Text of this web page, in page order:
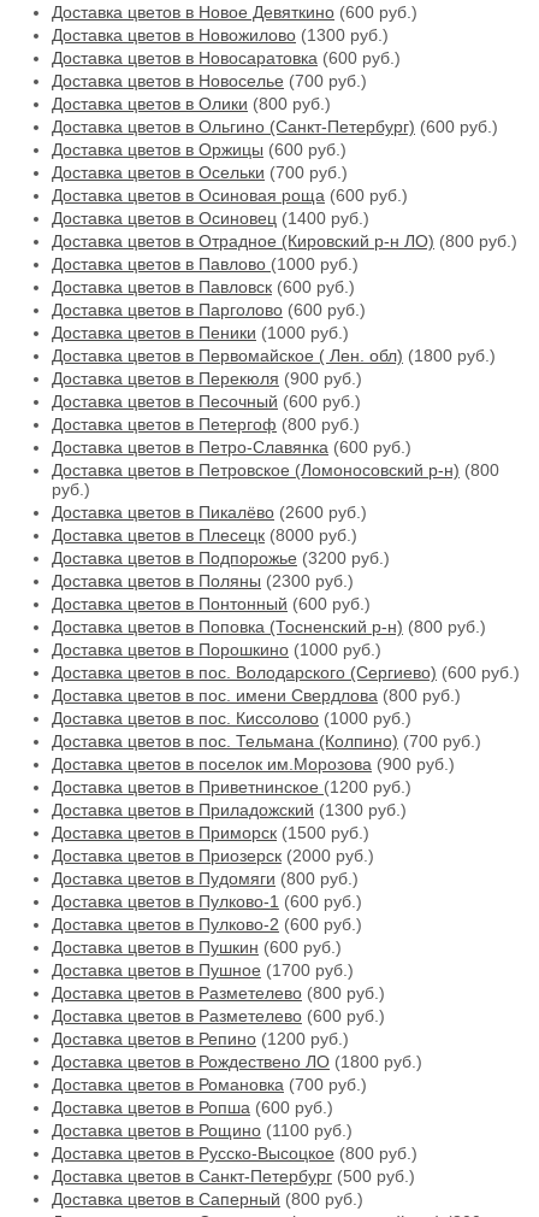
Доставка цветов в Новое Девяткино (600 руб.)
Доставка цветов в Новожилово (1300 руб.)
Доставка цветов в Новосаратовка (600 руб.)
Доставка цветов в Новоселье (700 руб.)
Доставка цветов в Олики (800 руб.)
Доставка цветов в Ольгино (Санкт-Петербург) (600 руб.)
Доставка цветов в Оржицы (600 руб.)
Доставка цветов в Осельки (700 руб.)
Доставка цветов в Осиновая роща (600 руб.)
Доставка цветов в Осиновец (1400 руб.)
Доставка цветов в Отрадное (Кировский р-н ЛО) (800 руб.)
Доставка цветов в Павлово (1000 руб.)
Доставка цветов в Павловск (600 руб.)
Доставка цветов в Парголово (600 руб.)
Доставка цветов в Пеники (1000 руб.)
Доставка цветов в Первомайское ( Лен. обл) (1800 руб.)
Доставка цветов в Перекюля (900 руб.)
Доставка цветов в Песочный (600 руб.)
Доставка цветов в Петергоф (800 руб.)
Доставка цветов в Петро-Славянка (600 руб.)
Доставка цветов в Петровское (Ломоносовский р-н) (800
руб.)
Доставка цветов в Пикалёво (2600 руб.)
Доставка цветов в Плесецк (8000 руб.)
Доставка цветов в Подпорожье (3200 руб.)
Доставка цветов в Поляны (2300 руб.)
Доставка цветов в Понтонный (600 руб.)
Доставка цветов в Поповка (Тосненский р-н) (800 руб.)
Доставка цветов в Порошкино (1000 руб.)
Доставка цветов в пос. Володарского (Сергиево) (600 руб.)
Доставка цветов в пос. имени Свердлова (800 руб.)
Доставка цветов в пос. Киссолово (1000 руб.)
Доставка цветов в пос. Тельмана (Колпино) (700 руб.)
Доставка цветов в поселок им.Морозова (900 руб.)
Доставка цветов в Приветнинское (1200 руб.)
Доставка цветов в Приладожский (1300 руб.)
Доставка цветов в Приморск (1500 руб.)
Доставка цветов в Приозерск (2000 руб.)
Доставка цветов в Пудомяги (800 руб.)
Доставка цветов в Пулково-1 (600 руб.)
Доставка цветов в Пулково-2 (600 руб.)
Доставка цветов в Пушкин (600 руб.)
Доставка цветов в Пушное (1700 руб.)
Доставка цветов в Разметелево (800 руб.)
Доставка цветов в Разметелево (600 руб.)
Доставка цветов в Репино (1200 руб.)
Доставка цветов в Рождествено ЛО (1800 руб.)
Доставка цветов в Романовка (700 руб.)
Доставка цветов в Ропша (600 руб.)
Доставка цветов в Рощино (1100 руб.)
Доставка цветов в Русско-Высоцкое (800 руб.)
Доставка цветов в Санкт-Петербург (500 руб.)
Доставка цветов в Саперный (800 руб.)